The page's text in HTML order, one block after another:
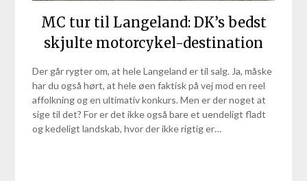
MC tur til Langeland: DK’s bedst
skjulte motorcykel-destination
Der går rygter om, at hele Langeland er til salg. Ja, måske
har du også hørt, at hele øen faktisk på vej mod en reel
affolkning og en ultimativ konkurs. Men er der noget at
sige til det? For er det ikke også bare et uendeligt fladt
og kedeligt landskab, hvor der ikke rigtig er…